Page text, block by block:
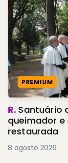
PREMIUM
R. Santuário
queimador e
restaurada
8 agosto 2026